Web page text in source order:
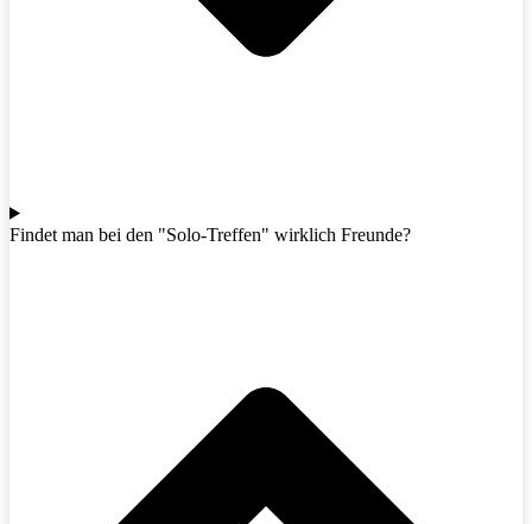
Findet man bei den "Solo-Treffen" wirklich Freunde?